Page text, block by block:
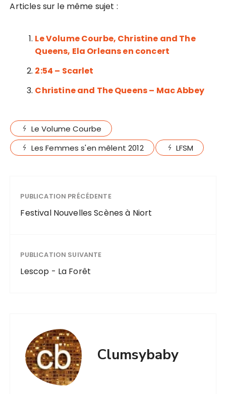
Articles sur le même sujet :
Le Volume Courbe, Christine and The
Queens, Ela Orleans en concert
2:54 – Scarlet
Christine and The Queens – Mac Abbey
Le Volume Courbe
Les Femmes s'en mêlent 2012
LFSM
PUBLICATION PRÉCÉDENTE
Festival Nouvelles Scènes à Niort
PUBLICATION SUIVANTE
Lescop - La Forêt
Clumsybaby